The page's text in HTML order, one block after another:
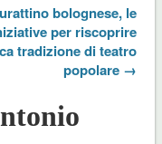
bolognese, le
per riscoprire
tradizione di teatro
popolare →